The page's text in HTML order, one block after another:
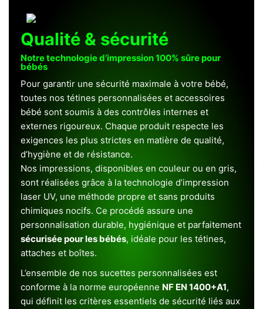
Qualité & sécurité
Notre technologie d’impression 100% sûre pour
bébés
Pour garantir une sécurité maximale à votre bébé,
toutes nos tétines personnalisées et accessoires
bébé sont soumis à des contrôles internes et
externes rigoureux. Chaque produit respecte les
exigences les plus strictes en matière de qualité,
d’hygiène et de résistance.
Nos impressions, disponibles en couleur ou en gris,
sont réalisées grâce à la technologie d’impression
laser UV, une méthode propre et sans produits
chimiques nocifs. Ce procédé assure une
personnalisation durable, hygiénique et parfaitement
sécurisée pour les bébés, idéale pour les tétines,
attaches et boîtes.
L’ensemble de nos sucettes personnalisées est
conforme à la norme européenne NF EN 1400+A1,
qui définit les critères essentiels de sécurité liés aux